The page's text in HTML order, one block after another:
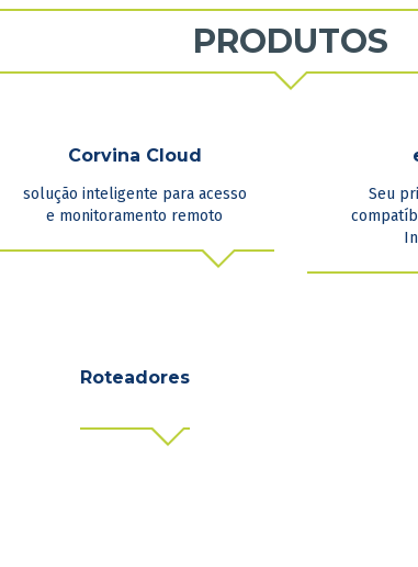
PRODUTOS
Corvina Cloud
solução inteligente para acesso
e monitoramento remoto
Seu
Roteadores